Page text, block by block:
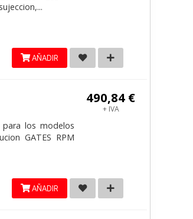
AÑADIR
490,84 €
+ IVA
para los modelos
GATES RPM
AÑADIR